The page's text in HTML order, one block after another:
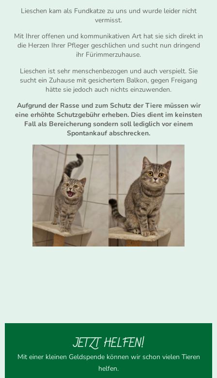
Lieschen kam als Fundkatze zu uns und wurde leider nicht
vermisst.
Mit Ihrer offenen und kommunikativen Art hat sie sich direkt in
die Herzen Ihrer Pfleger geschlichen und sucht nun dringend
ihr Fürimmerzuhause.
Lieschen ist sehr menschenbezogen und auch verspielt. Sie
sucht ein Zuhause mit gesichertem Balkon, gegen Freigang
hätte sie jedoch auch nichts einzuwenden.
Aufgrund der Rasse und zum Schutz der Tiere müssen wir
eine erhöhte Schutzgebühr erheben. Dies dient im keinsten
Fall als Bereicherung sondern soll lediglich vor einem
Spontankauf abschrecken.
JETZT HELFEN!
Mit einer kleinen Geldspende können wir schon vielen Tieren
helfen.